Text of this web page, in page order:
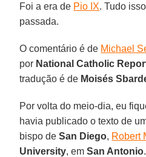
Foi a era de Pio IX. Tudo
passada.
O comentário é de Michael
por National Catholic
tradução é de Moisés
Por volta do meio-dia, eu
havia publicado o texto de
bispo de San Diego, Robert
University, emSan Antonio